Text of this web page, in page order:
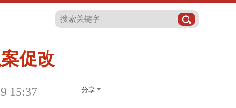
促改
15:37 分享